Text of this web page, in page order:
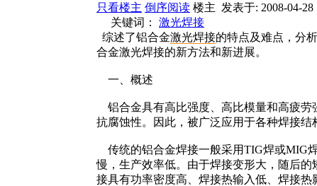
只看楼主 倒序阅读 楼主 发表于: 2008-04-28
关键词： 激光焊接
综述了铝合金激光焊接的特点及难点，分
合金激光焊接的新方法和新进展。
一、概述
铝合金具有高比强度、高比模量和高疲劳
抗腐蚀性。因此，被广泛应用于各种焊接结
传统的铝合金焊接一般采用TIG焊或MIG
慢，生产效率低。由于焊接变形大，随后
接具有功率密度高、焊接热输入低、焊接